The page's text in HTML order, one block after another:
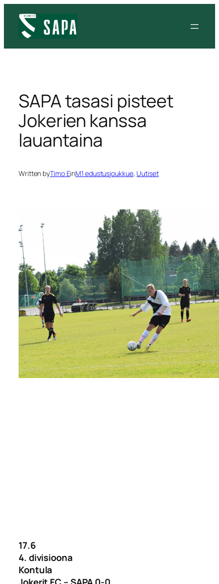
sisältöön
SAPA tasasi pisteet
Jokerien kanssa
lauantaina
Written byTimo EinM1 edustusjoukkue, Uutiset
17.6
4. divisioona
Kontula